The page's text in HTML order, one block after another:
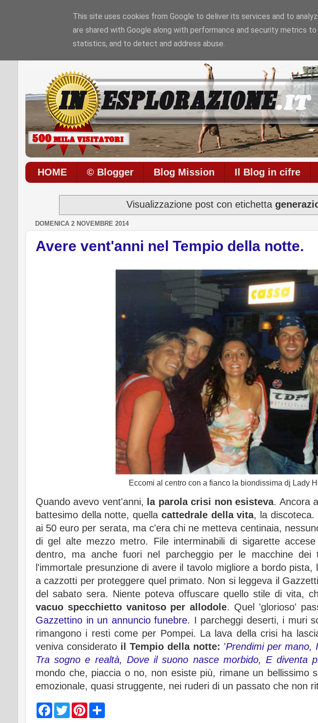
1:21:6 PMdiSabato 08 / 08 / 2026Il blog è in onda da
HOME © Blogger Blog Mission Il Blog in cifre
Visualizzazione post con etichetta
DOMENICA 2 NOVEMBRE 2014
Avere vent'anni nel Tempio della notte.
Eccomi al centro con a fianco la biondissima dj Lady
Quando avevo vent'anni, la parola crisi non esisteva. Ancora
battesimo della notte, quella cattedrale della vita, la discoteca.
ai 50 euro per serata, ma c'era chi ne metteva centinaia,
di gel alte mezzo metro. File interminabili di sigarette
dentro, ma anche fuori nel parcheggio per le macchine
l'immortale presunzione di avere il tavolo migliore a bordo
a cazzotti per proteggere quel primato. Non si leggeva il
del sabato sera. Niente poteva offuscare quello stile di vita,
vacuo specchietto vanitoso per allodole. Quel 'glorioso'
Gazzettino in un annuncio funebre. I parcheggi deserti, i muri
rimangono i resti come per Pompei. La lava della crisi ha
veniva considerato il Tempio della notte: 'Prendimi per mano,
Tra sogno e realtà, Dove il suono nasce morbido, E diventa
mondo che, piaccia o no, non esiste più, rimane un bellissimo
emozionale, quasi struggente, nei ruderi di un passato che non
F
a
T
w
P
This site uses cookies from Google to deliver its services and to
are shared with Google along with performance and security metrics
statistics, and to detect and address abuse.